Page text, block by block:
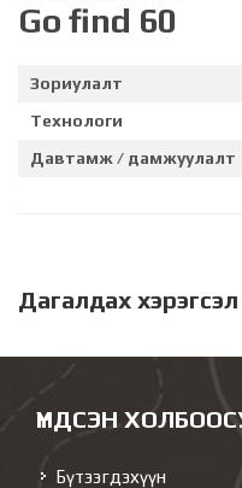
Go find 60
Зориулалт
Технологи
Давтамж / дамжуулалт
Дагалдах хэрэгсэл
ҮНДСЭН
Бүтээгдэхүүн